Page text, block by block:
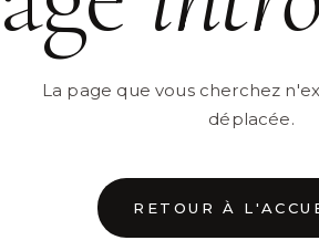
La page que vous cherchez
déplacée.
RETOUR À